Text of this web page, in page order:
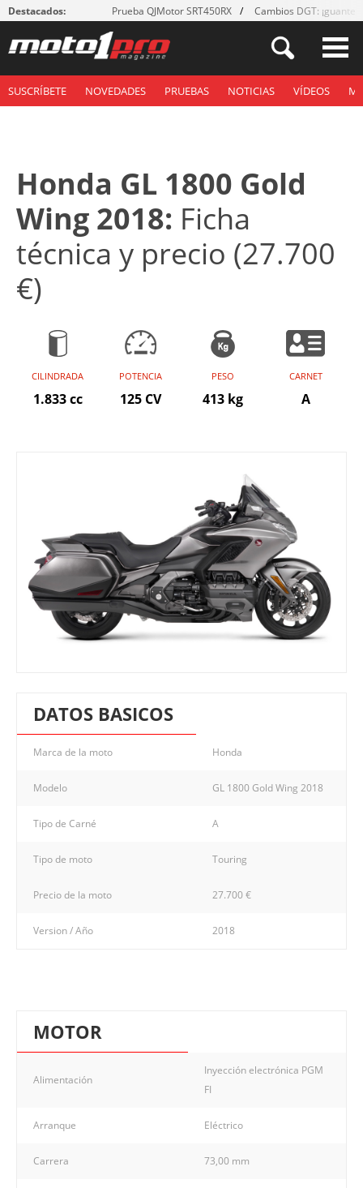
Destacados: Prueba QJMotor SRT450RX Cambios DGT: ¡guantes!
SUSCRÍBETE NOVEDADES PRUEBAS NOTICIAS VÍDEOS
Honda GL 1800 Gold
Wing 2018: Ficha
técnica y precio (27.700
€)
CILINDRADA
1.833 cc
POTENCIA
125 CV
PESO
413 kg
CARNET
A
DATOS BASICOS
Marca de la moto Honda
Modelo GL 1800 Gold Wing 2018
Tipo de Carné A
Tipo de moto Touring
Precio de la moto 27.700 €
Version / Año 2018
MOTOR
Alimentación
Inyección electrónica PGM
FI
Arranque Eléctrico
Carrera 73,00 mm